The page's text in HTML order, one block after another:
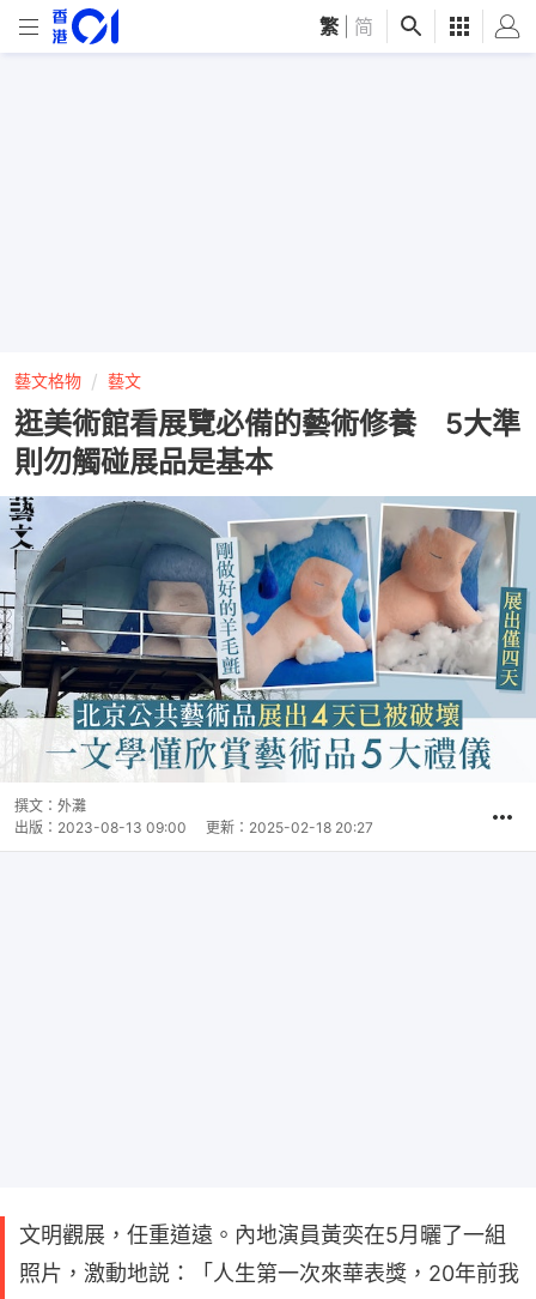
繁 简
藝文格物 藝文
逛美術館看展覽必備的藝術修養 5大準
則勿觸碰展品是基本
撰文： 外灘
出版： 2023-08-13 09:00 更新： 2025-02-18 20:27
文明觀展，任重道遠。內地演員黃奕在5月曬了一組
照片，激動地説：「人生第一次來華表獎，20年前我